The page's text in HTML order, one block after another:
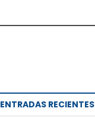
ENTRADAS RECIENTES